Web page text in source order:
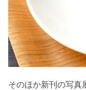
そのほか新刊の写真